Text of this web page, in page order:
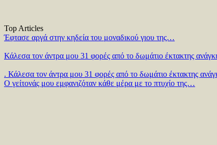
Top Articles
Έφτασε αργά στην κηδεία του μοναδικού γιου της…
Κάλεσα τον άντρα μου 31 φορές από το δωμάτιο έκτακτης
. Κάλεσα τον άντρα μου 31 φορές από το δωμάτιο έκτακτης
Ο γείτονάς μου εμφανιζόταν κάθε μέρα με το πτυχίο της…